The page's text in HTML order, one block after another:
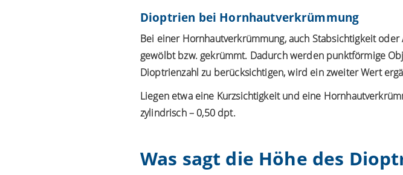
Dioptrien bei Hornhautverkrümmung
Bei einer Hornhautverkrümmung, auch Stabsichtigkeit
gewölbt bzw. gekrümmt. Dadurch werden punktförmige
Dioptrienzahl zu berücksichtigen, wird ein zweiter Wert
Liegen etwa eine Kurzsichtigkeit und eine
zylindrisch – 0,50 dpt.
Was sagt die Höhe des